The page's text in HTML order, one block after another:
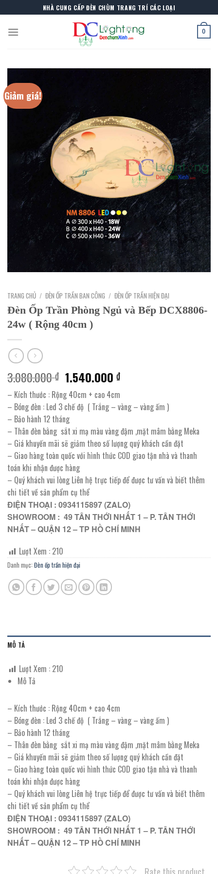
to
content
NHÀ CUNG CẤP ĐÈN CHÙM TRANG TRÍ CÁC LOẠI
0
Giảm giá!
TRANG CHỦ / ĐÈN ỐP TRẦN BAN CÔNG / ĐÈN ỐP TRẦN HIỆN ĐẠI
Đèn Ốp Trần Phòng Ngủ và Bếp DCX8806-
24w ( Rộng 40cm )
3.080.000₫ Giá
gốc
là:
3.080.000 ₫.
1.540.000₫Giá
tại
là:
1.540.000 ₫.
– Kích thước : Rộng 40cm + cao 4cm
– Bóng đèn : Led 3 chế độ ( Trắng – vàng – vàng ấm )
– Bảo hành 12 tháng
– Thân đèn bằng sắt xi mạ màu vàng đậm ,mặt mâm bằng Meka
– Giá khuyến mãi sẽ giảm theo số lượng quý khách cần đặt
– Giao hàng toàn quốc với hình thức COD giao tận nhà và thanh
toán khi nhận được hàng
– Quý khách vui lòng Liên hệ trực tiếp để được tư vấn và biết thêm
chi tiết về sản phẩm cụ thể
ĐIỆN THOẠI : 0934115897 (ZALO)
SHOWROOM : 49 TÂN THỚI NHẤT 1 – P. TÂN THỚI
NHẤT – QUẬN 12 – TP HỒ CHÍ MINH
Lượt Xem : 210
Danh mục: Đèn ốp trần hiện đại
MÔ TẢ
Lượt Xem : 210
Mô Tả
– Kích thước : Rộng 40cm + cao 4cm
– Bóng đèn : Led 3 chế độ ( Trắng – vàng – vàng ấm )
– Bảo hành 12 tháng
– Thân đèn bằng sắt xi mạ màu vàng đậm ,mặt mâm bằng Meka
– Giá khuyến mãi sẽ giảm theo số lượng quý khách cần đặt
– Giao hàng toàn quốc với hình thức COD giao tận nhà và thanh
toán khi nhận được hàng
– Quý khách vui lòng Liên hệ trực tiếp để được tư vấn và biết thêm
chi tiết về sản phẩm cụ thể
ĐIỆN THOẠI : 0934115897 (ZALO)
SHOWROOM : 49 TÂN THỚI NHẤT 1 – P. TÂN THỚI
NHẤT – QUẬN 12 – TP HỒ CHÍ MINH
Rate this product